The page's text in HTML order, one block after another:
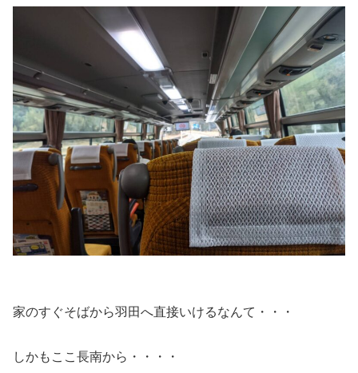
家のすぐそばから羽田へ直接いけるなんて・・・
しかもここ長南から・・・・